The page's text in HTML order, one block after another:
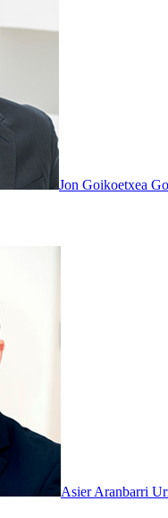
Jon Goikoetxea
Asier Aranbarri